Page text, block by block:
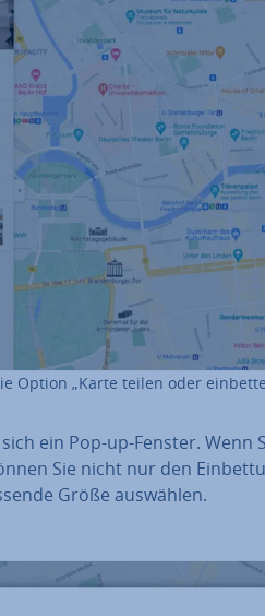
Option „Karte teilen oder
ein Pop-up-Fenster. Wenn
Sie nicht nur den
Größe auswählen.